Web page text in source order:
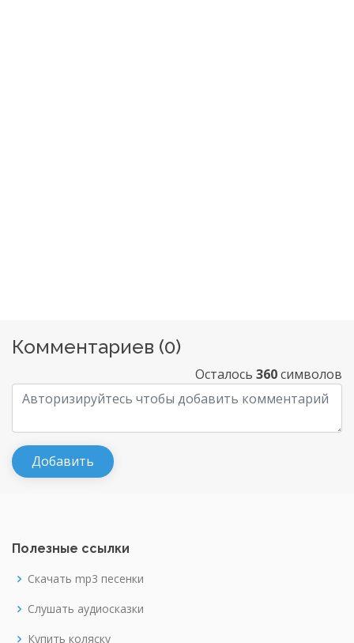
Комментариев (0)
Осталось 360символов
Полезные ссылки
Скачать mp3 песенки
Слушать аудиосказки
Купить коляску